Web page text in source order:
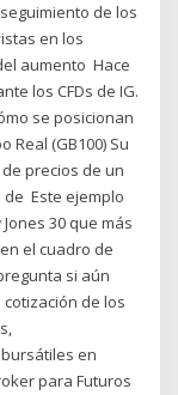
de los
en los
aumento Hace
los CFDs de IG.
se posicionan
Real (GB100) Su
precios de un
Este ejemplo
30 que más
el cuadro de
si aún
de los
en
para Futuros